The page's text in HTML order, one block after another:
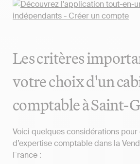
Les critères
votre choix d'un
comptable à Saint-
Voici quelques considérations
d’expertise comptable dans la
France :